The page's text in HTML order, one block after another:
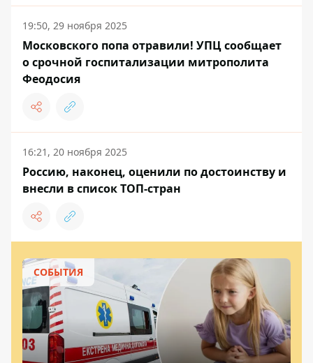
19:50, 29 ноября 2025
Московского попа отравили! УПЦ сообщает
о срочной госпитализации митрополита
Феодосия
16:21, 20 ноября 2025
Россию, наконец, оценили по достоинству и
внесли в список ТОП-стран
СОБЫТИЯ